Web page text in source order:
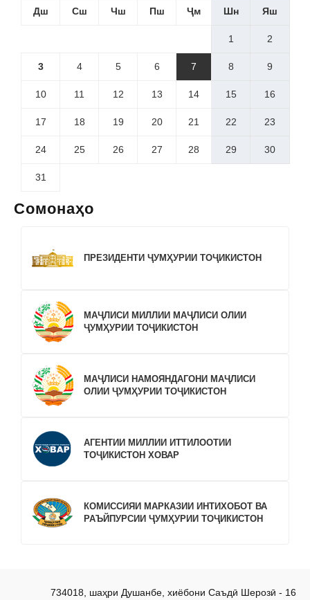
Дш Сш Чш Пш Ҷм Шн Яш
1 2
3 4 5 6 7 8 9
10 11 12 13 14 15 16
17 18 19 20 21 22 23
24 25 26 27 28 29 30
31
Сомонаҳо
ПРЕЗИДЕНТИ ҶУМҲУРИИ ТОҶИКИСТОН
МАҶЛИСИ МИЛЛИИ МАҶЛИСИ ОЛИИ
ҶУМҲУРИИ ТОҶИКИСТОН
МАҶЛИСИ НАМОЯНДАГОНИ МАҶЛИСИ
ОЛИИ ҶУМҲУРИИ ТОҶИКИСТОН
АГЕНТИИ МИЛЛИИ ИТТИЛООТИИ
ТОҶИКИСТОН ХОВАР
КОМИССИЯИ МАРКАЗИИ ИНТИХОБОТ ВА
РАЪЙПУРСИИ ҶУМҲУРИИ ТОҶИКИСТОН
734018, шаҳри Душанбе, хиёбони Саъдӣ Шерозӣ - 16